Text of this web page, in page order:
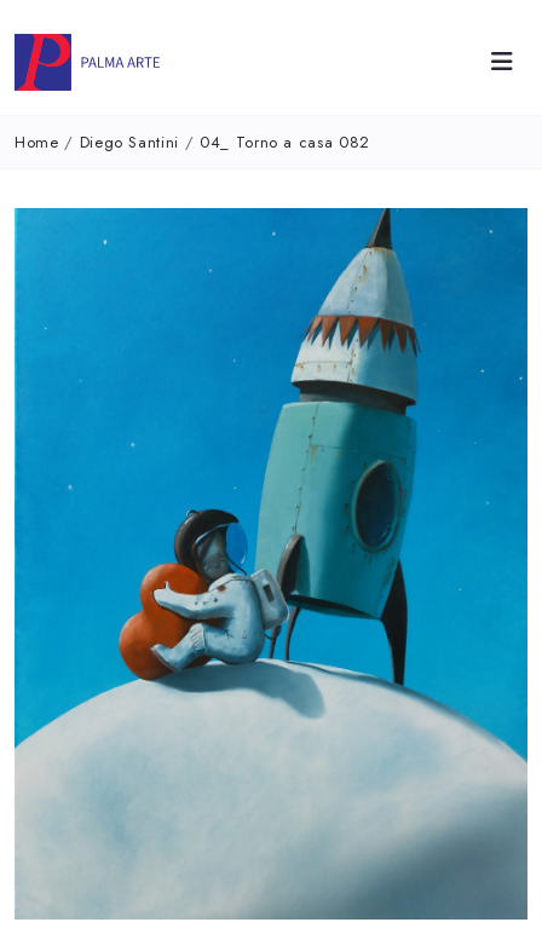
Home / Diego Santini / 04_ Torno a casa 082